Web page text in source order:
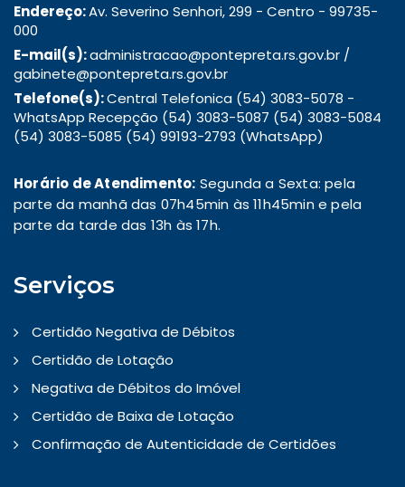
Endereço:Av. Severino Senhori, 299 - Centro - 99735-
000
E-mail(s):administracao@pontepreta.rs.gov.br /
gabinete@pontepreta.rs.gov.br
Telefone(s):Central Telefonica (54) 3083-5078 -
WhatsApp Recepção (54) 3083-5087 (54) 3083-5084
(54) 3083-5085 (54) 99193-2793 (WhatsApp)
Horário de Atendimento: Segunda a Sexta: pela
parte da manhã das 07h45min às 11h45min e pela
parte da tarde das 13h às 17h.
Serviços
Certidão Negativa de Débitos
Certidão de Lotação
Negativa de Débitos do Imóvel
Certidão de Baixa de Lotação
Confirmação de Autenticidade de Certidões